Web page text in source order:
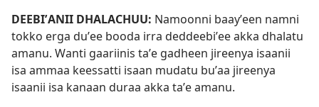
DEEBIʼANII DHALACHUU: Namoonni baayʼeen namni
tokko erga duʼee booda irra deddeebiʼee akka dhalatu
amanu. Wanti gaariinis taʼe gadheen jireenya isaanii
isa ammaa keessatti isaan mudatu buʼaa jireenya
isaanii isa kanaan duraa akka taʼe amanu.